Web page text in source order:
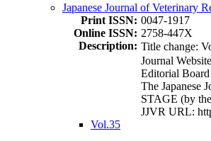
Japanese Journal of Veterinary
Print ISSN: 0047-1917
Online ISSN: 2758-447X
Description: Title change:
Journal
Editorial
The Japanese
STAGE (by
JJVR URL:
Vol.35